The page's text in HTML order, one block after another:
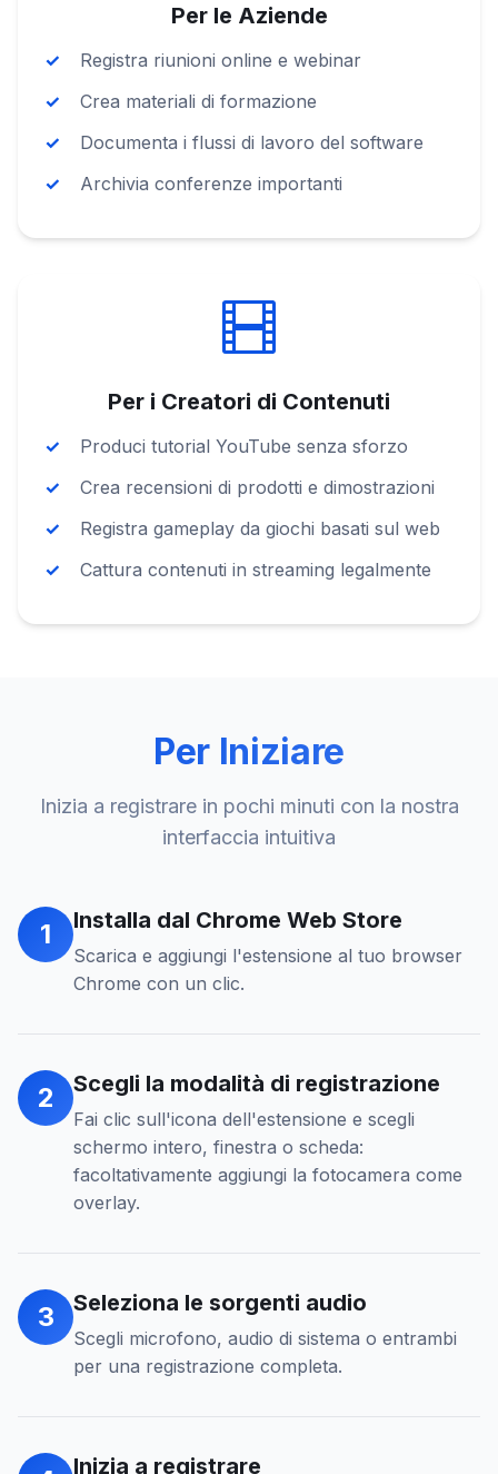
Per le Aziende
Registra riunioni online e webinar
Crea materiali di formazione
Documenta i flussi di lavoro del software
Archivia conferenze importanti
Per i Creatori di Contenuti
Produci tutorial YouTube senza sforzo
Crea recensioni di prodotti e dimostrazioni
Registra gameplay da giochi basati sul web
Cattura contenuti in streaming legalmente
Per Iniziare
Inizia a registrare in pochi minuti con la nostra
interfaccia intuitiva
1 Installa dal Chrome Web Store
Scarica e aggiungi l'estensione al tuo browser
Chrome con un clic.
2 Scegli la modalità di registrazione
Fai clic sull'icona dell'estensione e scegli
schermo intero, finestra o scheda:
facoltativamente aggiungi la fotocamera come
overlay.
3 Seleziona le sorgenti audio
Scegli microfono, audio di sistema o entrambi
per una registrazione completa.
Inizia a registrare